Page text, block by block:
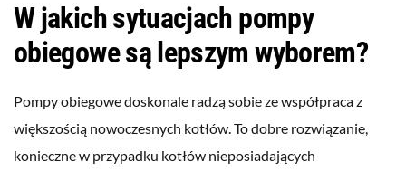
W jakich sytuacjach pompy
obiegowe są lepszym wyborem?
Pompy obiegowe doskonale radzą sobie ze współpraca z
większością nowoczesnych kotłów. To dobre rozwiązanie,
konieczne w przypadku kotłów nieposiadających